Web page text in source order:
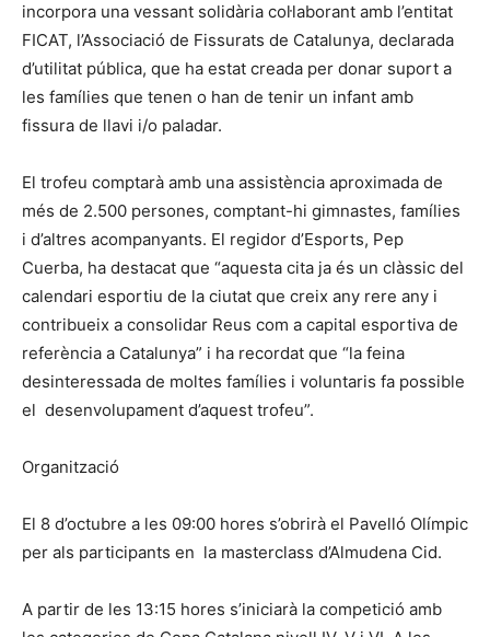
incorpora una vessant solidària col·laborant amb l’entitat
FICAT, l’Associació de Fissurats de Catalunya, declarada
d’utilitat pública, que ha estat creada per donar suport a
les famílies que tenen o han de tenir un infant amb
fissura de llavi i/o paladar.
El trofeu comptarà amb una assistència aproximada de
més de 2.500 persones, comptant-hi gimnastes, famílies
i d’altres acompanyants. El regidor d’Esports, Pep
Cuerba, ha destacat que “aquesta cita ja és un clàssic del
calendari esportiu de la ciutat que creix any rere any i
contribueix a consolidar Reus com a capital esportiva de
referència a Catalunya” i ha recordat que “la feina
desinteressada de moltes famílies i voluntaris fa possible
el desenvolupament d’aquest trofeu”.
Organització
El 8 d’octubre a les 09:00 hores s’obrirà el Pavelló Olímpic
per als participants en la masterclass d’Almudena Cid.
A partir de les 13:15 hores s’iniciarà la competició amb